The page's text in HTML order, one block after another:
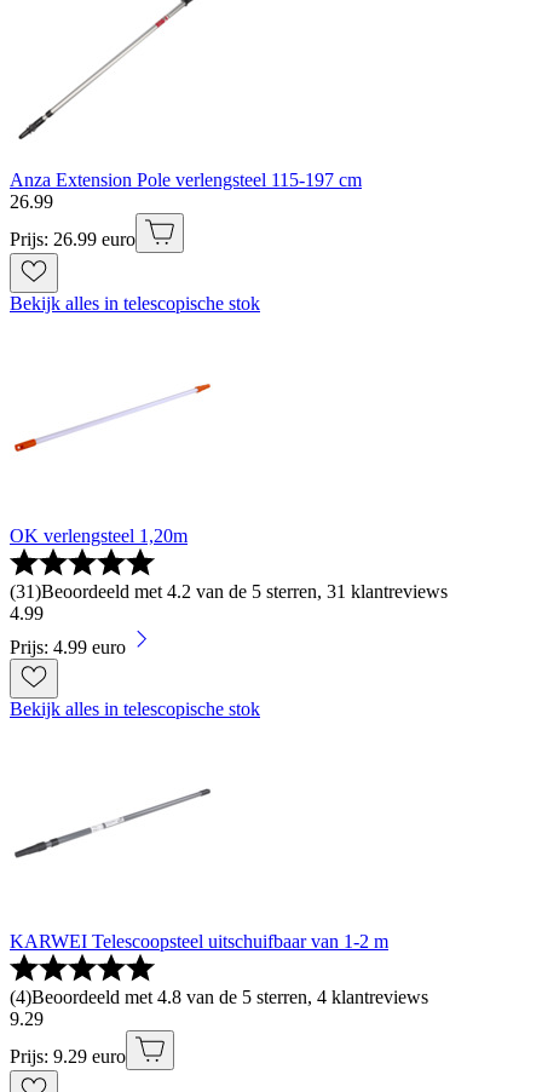
Anza Extension Pole verlengsteel 115-197 cm
26.99
Prijs: 26.99 euro
Bekijk alles in telescopische stok
OK verlengsteel 1,20m
(31)Beoordeeld met 4.2 van de 5 sterren, 31 klantreviews
4.99
Prijs: 4.99 euro
Bekijk alles in telescopische stok
KARWEI Telescoopsteel uitschuifbaar van 1-2 m
(4)Beoordeeld met 4.8 van de 5 sterren, 4 klantreviews
9.29
Prijs: 9.29 euro